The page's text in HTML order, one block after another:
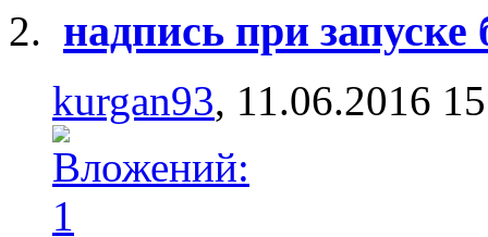
надпись при запуске
kurgan93, 11.06.2016